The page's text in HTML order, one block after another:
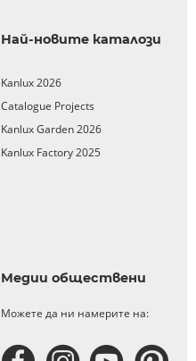
Най-новите каталози
Kanlux 2026
Catalogue Projects
Kanlux Garden 2026
Kanlux Factory 2025
Медии обществени
Можете да ни намерите на: